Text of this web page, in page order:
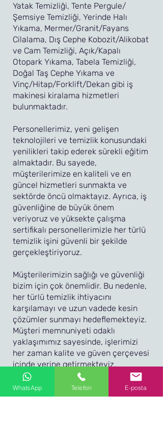
Yatak Temizliği, Tente Pergule/
Şemsiye Temizliği, Yerinde Halı
Yıkama, Mermer/Granit/Fayans
Cilalama, Dış Cephe Kobozit/Alikobat
ve Cam Temizliği, Açık/Kapalı
Otopark Yıkama, Tabela Temizliği,
Doğal Taş Cephe Yıkama ve
Vinç/Hitap/Forklift/Dekan gibi iş
makinesi kiralama hizmetleri
bulunmaktadır.
Personellerimiz, yeni gelişen
teknolojileri ve temizlik konusundaki
yenilikleri takip ederek sürekli eğitim
almaktadır. Bu sayede,
müşterilerimize en kaliteli ve en
güncel hizmetleri sunmakta ve
sektörde öncü olmaktayız. Ayrıca, iş
güvenliğine de büyük önem
veriyoruz ve yüksekte çalışma
sertifikalı personellerimizle her türlü
temizlik işini güvenli bir şekilde
gerçekleştiriyoruz.
Müşterilerimizin sağlığı ve güvenliği
bizim için çok önemlidir. Bu nedenle,
her türlü temizlik ihtiyacını
karşılamayı ve uzun vadede kesin
çözümler sunmayı hedeflemekteyiz.
Müşteri memnuniyeti odaklı
yaklaşımımız sayesinde, işlerimizi
her zaman kalite ve güven çerçevesi
içinde yerine getirmekteyiz.
Topuzoğlu Temizlik, sektördeki
tecrübesi, uzman ekibi ve kaliteli
WhatsApp Telefon E-posta